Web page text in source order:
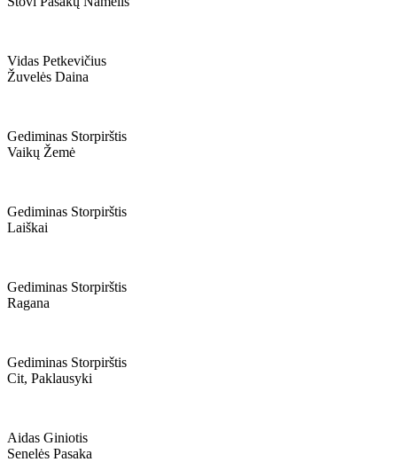
Vidas Petkevičius
Žuvelės Daina
Gediminas Storpirštis
Vaikų Žemė
Gediminas Storpirštis
Laiškai
Gediminas Storpirštis
Ragana
Gediminas Storpirštis
Cit, Paklausyki
Aidas Giniotis
Senelės Pasaka